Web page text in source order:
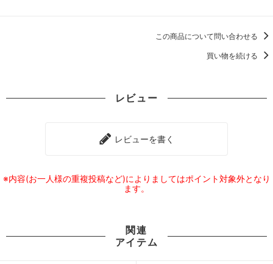
この商品について問い合わせる
買い物を続ける
レビュー
レビューを書く
※内容(お一人様の重複投稿など)によりましてはポイント対象外となり
ます。
関連
アイテム